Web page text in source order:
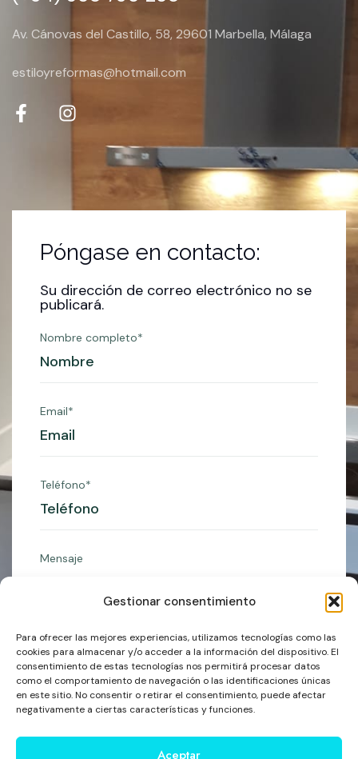
Gestionar consentimiento
Para ofrecer las mejores experiencias, utilizamos tecnologías como las
cookies para almacenar y/o acceder a la información del dispositivo. El
consentimiento de estas tecnologías nos permitirá procesar datos
como el comportamiento de navegación o las identificaciones únicas
en este sitio. No consentir o retirar el consentimiento, puede afectar
negativamente a ciertas características y funciones.
Aceptar
Av. Cánovas del Castillo, 58, 29601 Marbella, Málaga
estiloyreformas@hotmail.com
Póngase en contacto:
Su dirección de correo electrónico no se
publicará.
Nombre completo*
Email*
Teléfono*
Mensaje
Enviar